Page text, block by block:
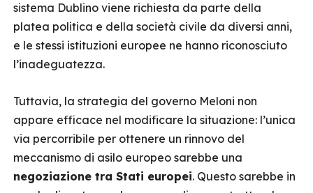
sistema Dublino viene richiesta da parte della
platea politica e della società civile da diversi anni,
e le stessi istituzioni europee ne hanno riconosciuto
l’inadeguatezza.
Tuttavia, la strategia del governo Meloni non
appare efficace nel modificare la situazione: l’unica
via percorribile per ottenere un rinnovo del
meccanismo di asilo europeo sarebbe una
negoziazione tra Stati europei. Questo sarebbe in